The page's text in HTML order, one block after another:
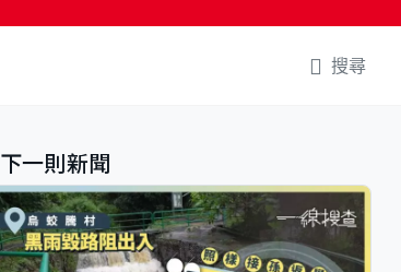
搜尋
下一則新聞